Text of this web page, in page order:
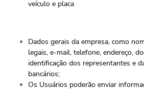
veículo e placa
Dados gerais da empresa, como
legais, e-mail, telefone, endereço,
identificação dos representantes e
bancários;
Os Usuários poderão enviar